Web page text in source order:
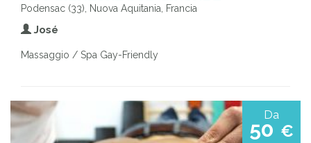
Podensac (33), Nuova Aquitania, Francia
José
Massaggio / Spa Gay-Friendly
Da
50 €